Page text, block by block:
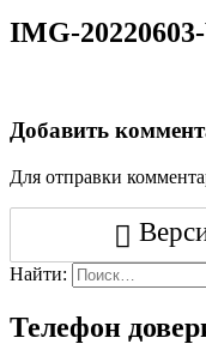
IMG-
Добавить
Для отправки
Найти:
Телефон